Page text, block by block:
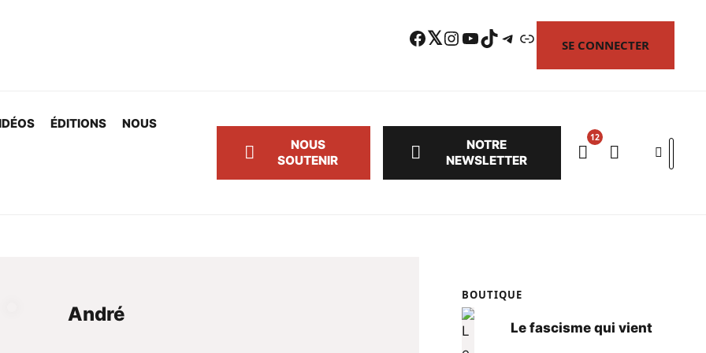
Facebook Twitter Instagram YouTube TikTok Telegram Lien SE CONNECTER
ÉDITIONS NOUS
NOUS
SOUTENIR
NOTRE
NEWSLETTER
André
BOUTIQUE
Le fascisme qui vient